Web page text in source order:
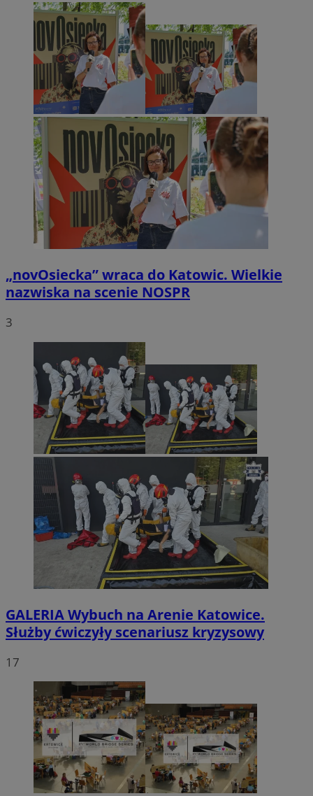
„novOsiecka” wraca do Katowic. Wielkie
nazwiska na scenie NOSPR
3
GALERIAWybuch na Arenie Katowice.
Służby ćwiczyły scenariusz kryzysowy
17